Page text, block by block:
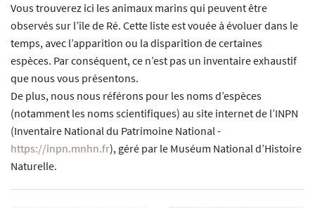
Nos parutions
Vous trouverez ici les animaux marins qui peuvent être
observés sur l’île de Ré. Cette liste est vouée à évoluer dans le
temps, avec l’apparition ou la disparition de certaines
espèces. Par conséquent, ce n’est pas un inventaire exhaustif
que nous vous présentons.
De plus, nous nous référons pour les noms d’espèces
(notamment les noms scientifiques) au site internet de l’INPN
(Inventaire National du Patrimoine National -
https://inpn.mnhn.fr), géré par le Muséum National d’Histoire
Naturelle.